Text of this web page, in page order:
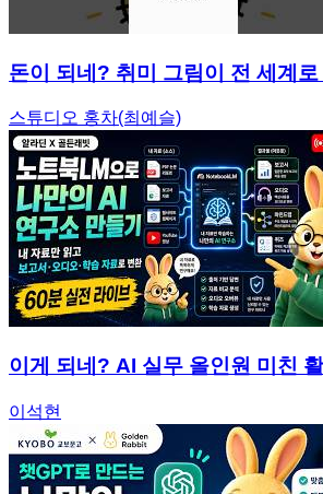
돈이 되네? 취미 그림이 전 세계
스튜디오 홍차(최예슬)
이게 되네? AI 실무 올인원 미친
이석현